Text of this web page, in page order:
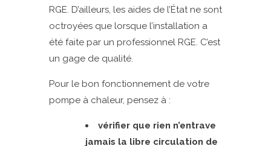
RGE. D’ailleurs, les aides de l’État ne sont
octroyées que lorsque l’installation a
été faite par un professionnel RGE. C’est
un gage de qualité.
Pour le bon fonctionnement de votre
pompe à chaleur, pensez à :
vérifier que rien n’entrave
jamais la libre circulation de